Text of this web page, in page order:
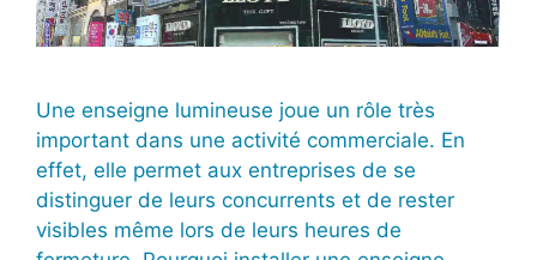
Une enseigne lumineuse joue un rôle très
important dans une activité commerciale. En
effet, elle permet aux entreprises de se
distinguer de leurs concurrents et de rester
visibles même lors de leurs heures de